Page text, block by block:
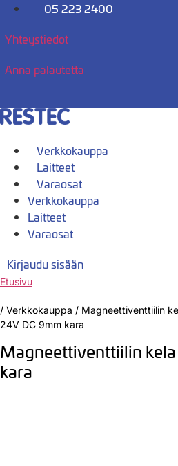
Mene
05 223 2400
Yhteystiedot
Anna palautetta
Verkkokauppa
Laitteet
Varaosat
Verkkokauppa
Laitteet
Varaosat
Kirjaudu sisään
Etusivu
/ Verkkokauppa / Magneettiventtiilin
24V DC 9mm kara
Magneettiventtiilin
kara